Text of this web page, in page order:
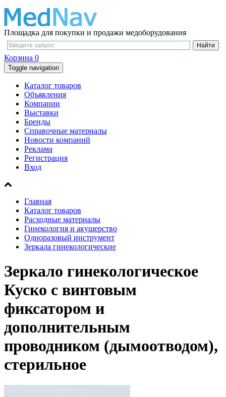
Площадка для покупки и продажи медоборудования
Корзина 0
Toggle navigation
Каталог товаров
Объявления
Компании
Выставки
Бренды
Справочные материалы
Новости компаний
Реклама
Регистрация
Вход
Главная
Каталог товаров
Расходные материалы
Гинекология и акушерство
Одноразовый инструмент
Зеркала гинекологические
Зеркало гинекологическое
Куско с винтовым
фиксатором и
дополнительным
проводником (дымоотводом),
стерильное